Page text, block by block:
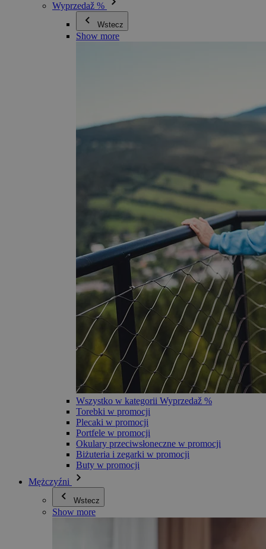
Wyprzedaž %
Wstecz
Show more
Wszystko w kategorii Wyprzedaž %
Torebki w promocji
Plecaki w promocji
Portfele w promocji
Okulary przeciwsłoneczne w promocji
Biżuteria i zegarki w promocji
Buty w promocji
Mężczyźni
Wstecz
Show more